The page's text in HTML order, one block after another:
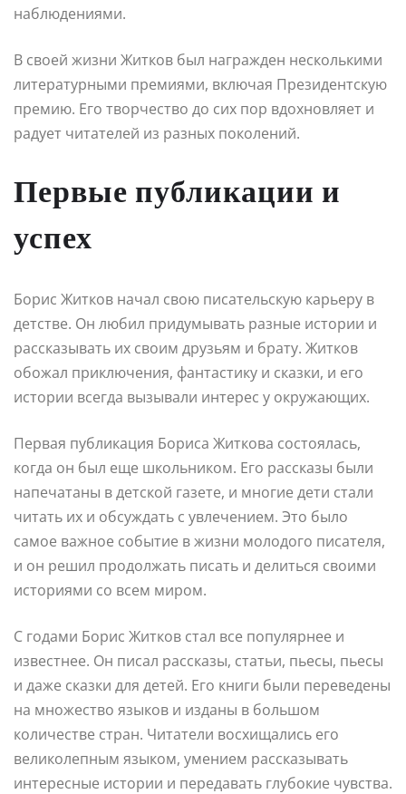
наблюдениями.
В своей жизни Житков был награжден несколькими
литературными премиями, включая Президентскую
премию. Его творчество до сих пор вдохновляет и
радует читателей из разных поколений.
Первые публикации и
успех
Борис Житков начал свою писательскую карьеру в
детстве. Он любил придумывать разные истории и
рассказывать их своим друзьям и брату. Житков
обожал приключения, фантастику и сказки, и его
истории всегда вызывали интерес у окружающих.
Первая публикация Бориса Житкова состоялась,
когда он был еще школьником. Его рассказы были
напечатаны в детской газете, и многие дети стали
читать их и обсуждать с увлечением. Это было
самое важное событие в жизни молодого писателя,
и он решил продолжать писать и делиться своими
историями со всем миром.
С годами Борис Житков стал все популярнее и
известнее. Он писал рассказы, статьи, пьесы, пьесы
и даже сказки для детей. Его книги были переведены
на множество языков и изданы в большом
количестве стран. Читатели восхищались его
великолепным языком, умением рассказывать
интересные истории и передавать глубокие чувства.